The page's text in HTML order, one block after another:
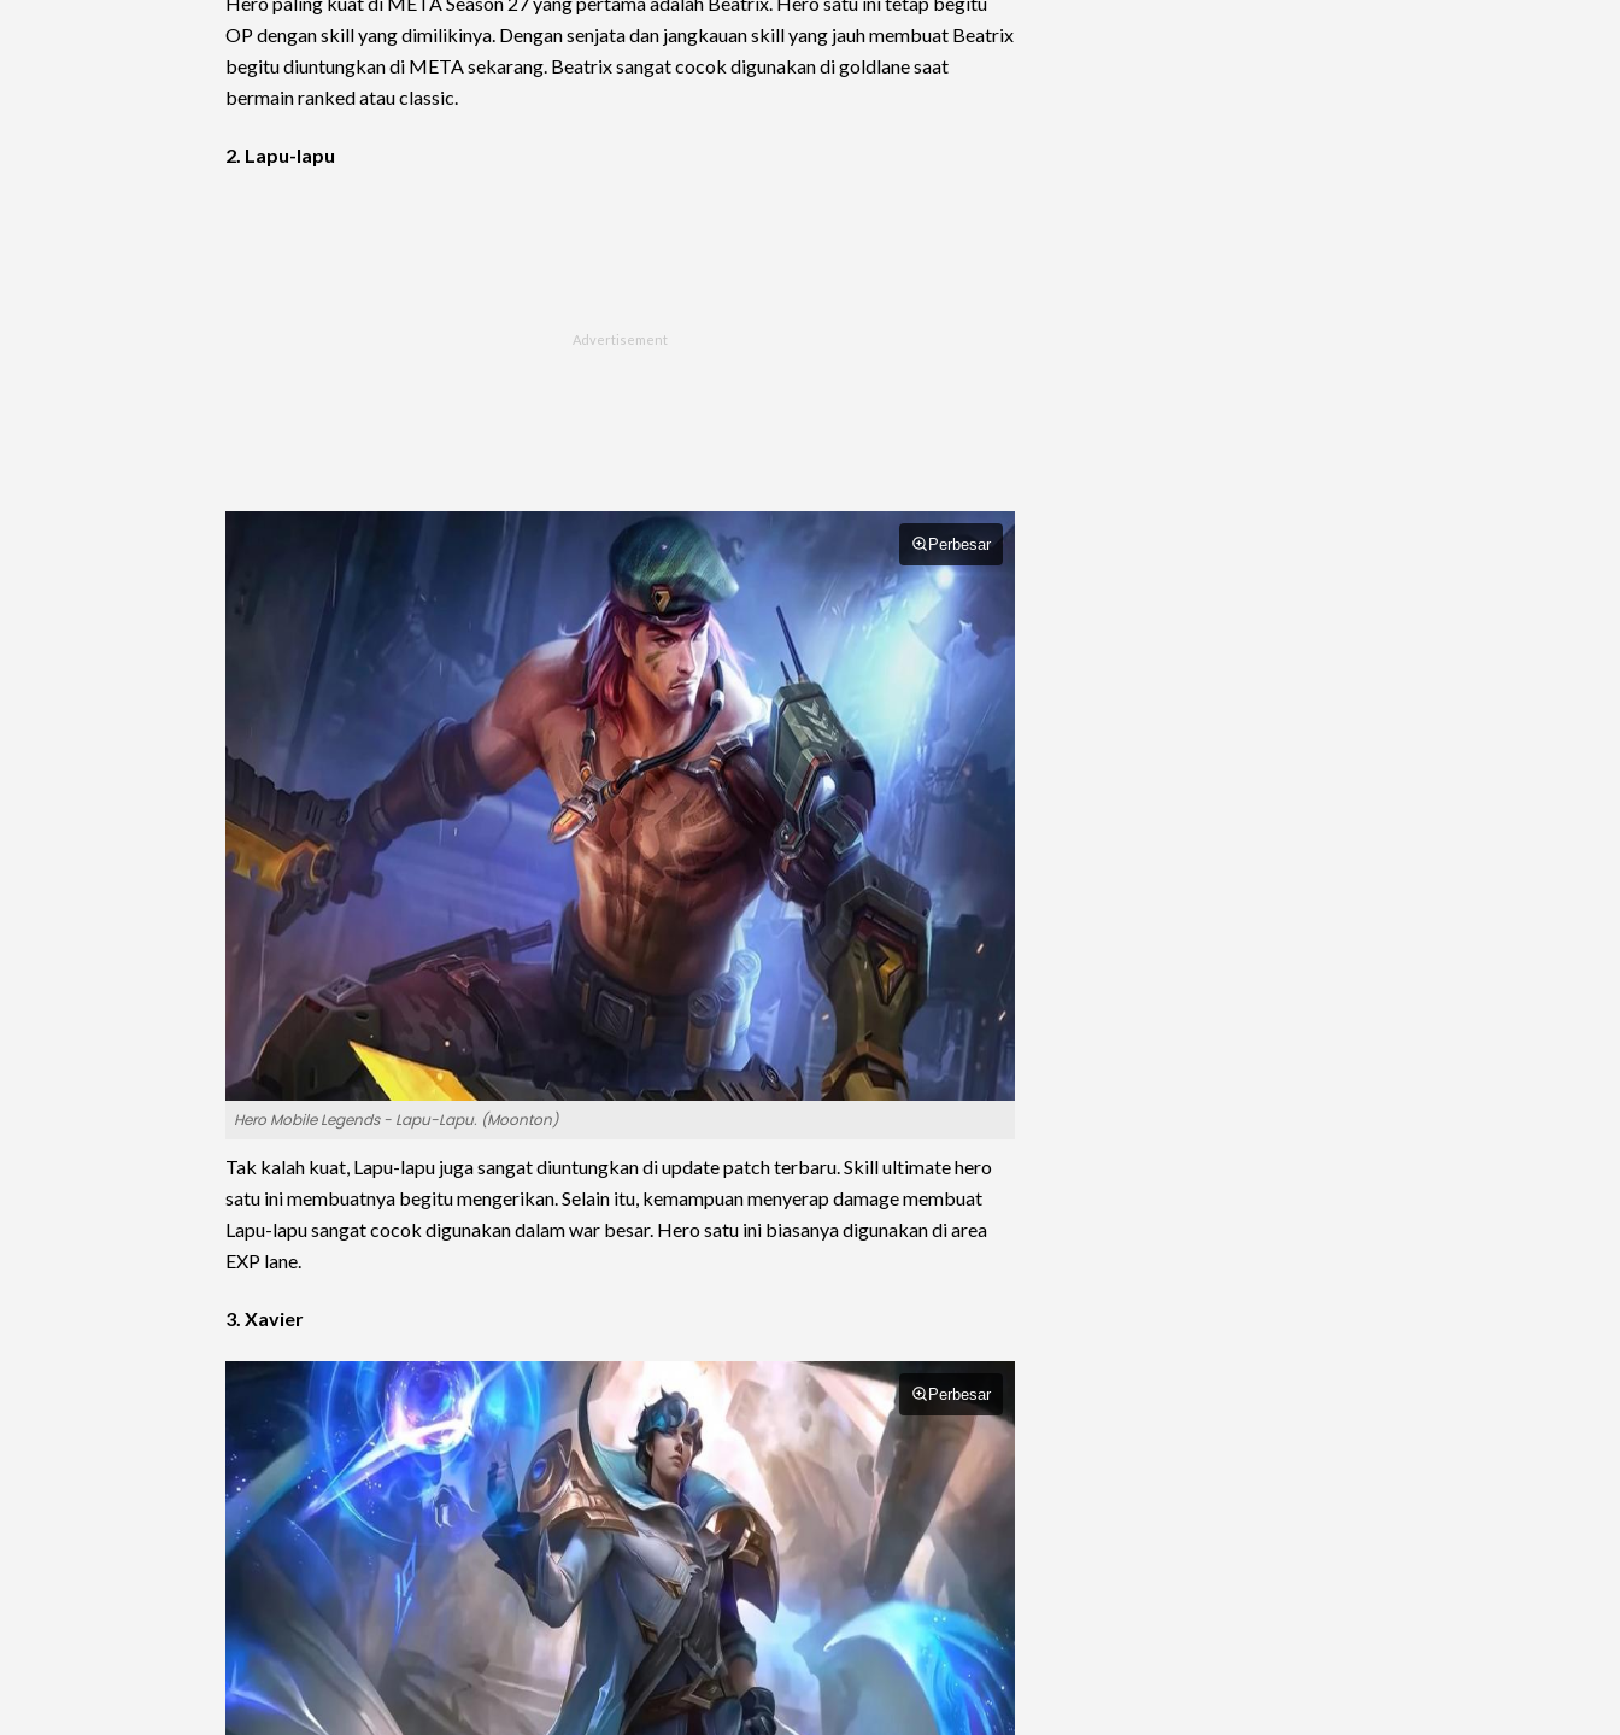
OP dengan skill yang dimilikinya. Dengan senjata dan jangkauan skill yang jauh membuat Beatrix
begitu diuntungkan di META sekarang. Beatrix sangat cocok digunakan di goldlane saat
bermain ranked atau classic.
2. Lapu-lapu
Perbesar
Hero Mobile Legends - Lapu-Lapu. (Moonton)
Tak kalah kuat, Lapu-lapu juga sangat diuntungkan di update patch terbaru. Skill ultimate hero
satu ini membuatnya begitu mengerikan. Selain itu, kemampuan menyerap damage membuat
Lapu-lapu sangat cocok digunakan dalam war besar. Hero satu ini biasanya digunakan di area
EXP lane.
3. Xavier
Perbesar